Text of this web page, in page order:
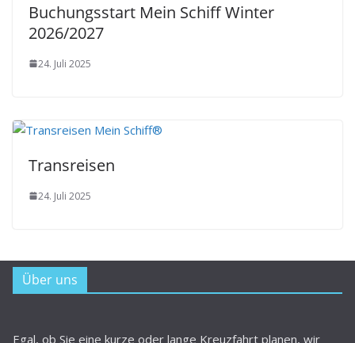
Buchungsstart Mein Schiff Winter
2026/2027
24. Juli 2025
Transreisen
24. Juli 2025
Über uns
Egal, ob Sie eine kurze oder lange Kreuzfahrt planen, wir